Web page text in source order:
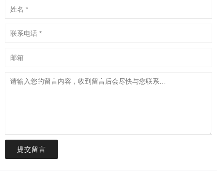
提交留言